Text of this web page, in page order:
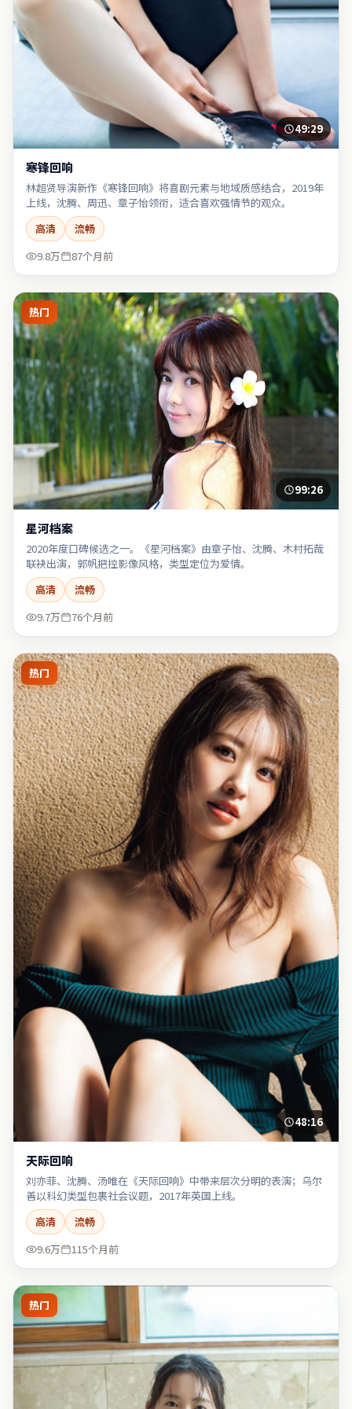
49:29
寒锋回响
林超贤导演新作《寒锋回响》将喜剧元素与地域质感结合，2019年
上线，沈腾、周迅、章子怡领衔，适合喜欢强情节的观众。
高清
流畅
9.8万
87个月前
热门
99:26
星河档案
2020年度口碑候选之一。《星河档案》由章子怡、沈腾、木村拓哉
联袂出演，郭帆把控影像风格，类型定位为爱情。
高清
流畅
9.7万
76个月前
热门
48:16
天际回响
刘亦菲、沈腾、汤唯在《天际回响》中带来层次分明的表演；乌尔
善以科幻类型包裹社会议题，2017年英国上线。
高清
流畅
9.6万
115个月前
热门